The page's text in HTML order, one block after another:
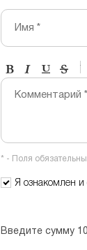
Имя *
-
-
-
-
-
Комментарий *
* - Поля
Я ознакомлен и
Введите сумму